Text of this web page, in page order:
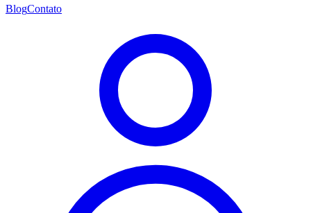
BlogContato